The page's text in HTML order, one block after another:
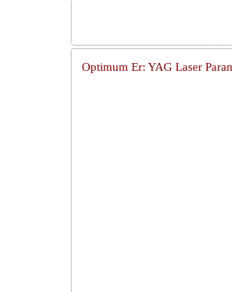
Optimum Er: YAG Laser